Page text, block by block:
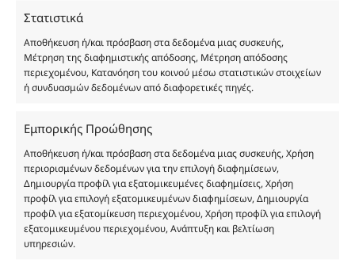
Στατιστικά
Αποθήκευση ή/και πρόσβαση στα δεδομένα μιας συσκευής,
Μέτρηση της διαφημιστικής απόδοσης, Μέτρηση απόδοσης
περιεχομένου, Κατανόηση του κοινού μέσω στατιστικών στοιχείων
ή συνδυασμών δεδομένων από διαφορετικές πηγές.
Εμπορικής Προώθησης
Αποθήκευση ή/και πρόσβαση στα δεδομένα μιας συσκευής, Χρήση
περιορισμένων δεδομένων για την επιλογή διαφημίσεων,
Δημιουργία προφίλ για εξατομικευμένες διαφημίσεις, Χρήση
προφίλ για επιλογή εξατομικευμένων διαφημίσεων, Δημιουργία
προφίλ για εξατομίκευση περιεχομένου, Χρήση προφίλ για επιλογή
εξατομικευμένου περιεχομένου, Ανάπτυξη και βελτίωση
υπηρεσιών.
χύμα μορφή και είναι εμπνευσμένα από τα
αντίστοιχα αυθεντικά γνωστών οίκων. Οι
ονομασίες, οι εικόνες και τα σήματα των
προϊόντων αποτελούν αναφαίρετη και
κατοχυρωμένη εμπορικά ιδιοκτησία των
Με επιφύλαξη κάθε νόμιμου δικαιώματος.
Eau de parfum
Αγίου Κωνσταντίνου 76